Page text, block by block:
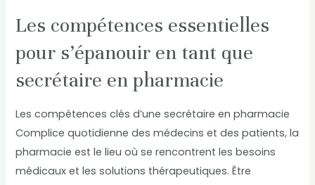
Les compétences essentielles
pour s’épanouir en tant que
secrétaire en pharmacie
Les compétences clés d’une secrétaire en pharmacie
Complice quotidienne des médecins et des patients, la
pharmacie est le lieu où se rencontrent les besoins
médicaux et les solutions thérapeutiques. Être